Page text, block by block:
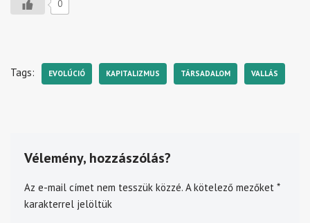
0
Tags: EVOLÚCIÓ KAPITALIZMUS TÁRSADALOM VALLÁS
Vélemény, hozzászólás?
Az e-mail címet nem tesszük közzé. A kötelező mezőket *
karakterrel jelöltük